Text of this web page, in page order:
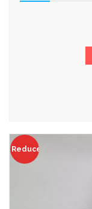
Reduceri!